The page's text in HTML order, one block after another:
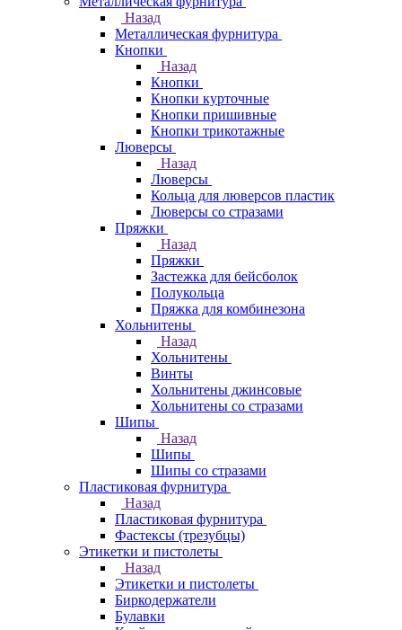
Назад
Металлическая фурнитура
Кнопки
Назад
Кнопки
Кнопки курточные
Кнопки пришивные
Кнопки трикотажные
Люверсы
Назад
Люверсы
Кольца для люверсов пластик
Люверсы со стразами
Пряжки
Назад
Пряжки
Застежка для бейсболок
Полукольца
Пряжка для комбинезона
Хольнитены
Назад
Хольнитены
Винты
Хольнитены джинсовые
Хольнитены со стразами
Шипы
Назад
Шипы
Шипы со стразами
Пластиковая фурнитура
Назад
Пластиковая фурнитура
Фастексы (трезубцы)
Этикетки и пистолеты
Назад
Этикетки и пистолеты
Биркодержатели
Булавки